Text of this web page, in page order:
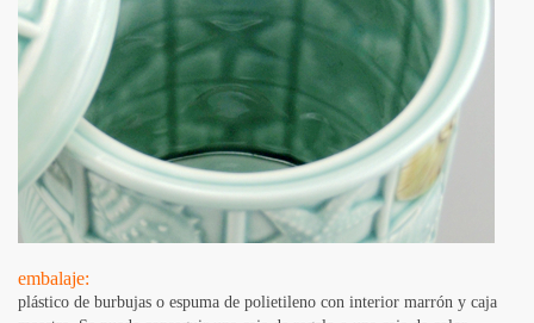
embalaje:
plástico de burbujas o espuma de polietileno con interior marrón y caja